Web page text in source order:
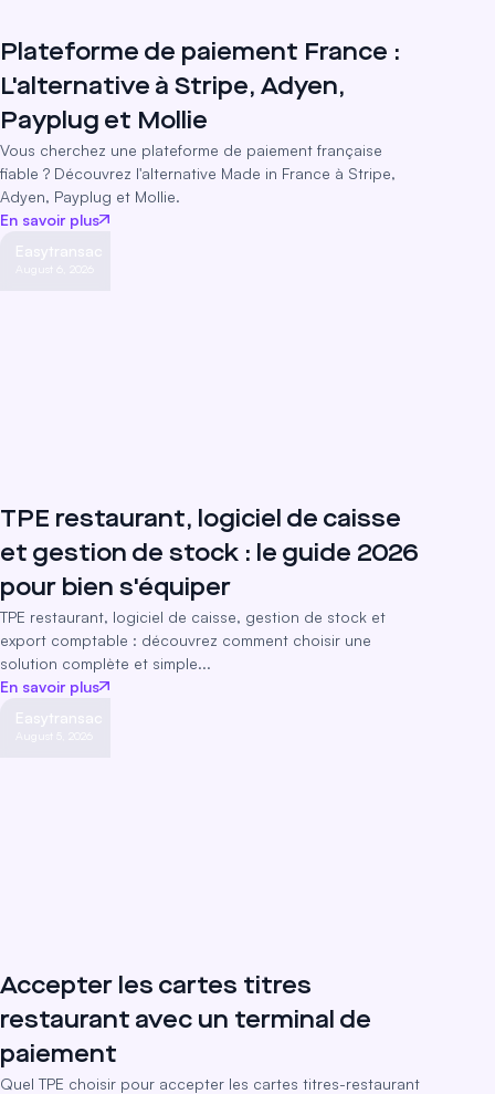
Plateforme de paiement France :
L'alternative à Stripe, Adyen,
Payplug et Mollie
Vous cherchez une plateforme de paiement française
fiable ? Découvrez l'alternative Made in France à Stripe,
Adyen, Payplug et Mollie.
En savoir plus
Easytransac
August 6, 2026
TPE restaurant, logiciel de caisse
et gestion de stock : le guide 2026
pour bien s'équiper
TPE restaurant, logiciel de caisse, gestion de stock et
export comptable : découvrez comment choisir une
solution complète et simple...
En savoir plus
Easytransac
August 5, 2026
Accepter les cartes titres
restaurant avec un terminal de
paiement
Quel TPE choisir pour accepter les cartes titres-restaurant